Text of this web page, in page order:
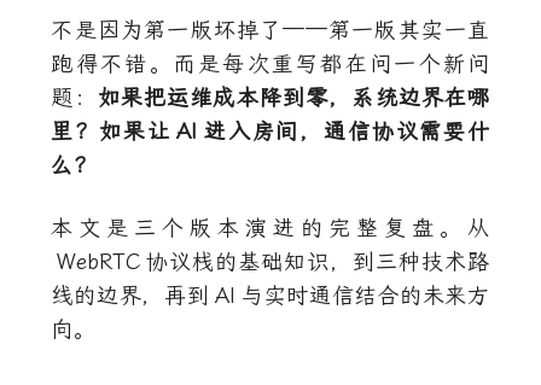
不是因为第一版坏掉了——第一版其实一直
跑得不错。而是每次重写都在问一个新问
题： 如果把运维成本降到零，系统边界在哪
里？如果让 AI 进入房间，通信协议需要什
么？
本文是三个版本演进的完整复盘。从
WebRTC 协议栈的基础知识，到三种技术路
线的边界，再到 AI 与实时通信结合的未来方
向。